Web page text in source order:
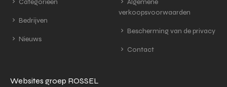
Bedrijven
Nieuws
verkoopsvoorwaarden
Bescherming van de privacy
Contact
Websites groep ROSSEL